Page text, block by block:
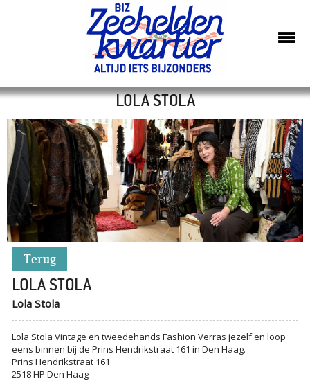
LOLA STOLA
Terug
LOLA STOLA
Lola Stola
Lola Stola Vintage en tweedehands Fashion Verras jezelf en loop
eens binnen bij de Prins Hendrikstraat 161 in Den Haag.
Prins Hendrikstraat 161
2518 HP Den Haag